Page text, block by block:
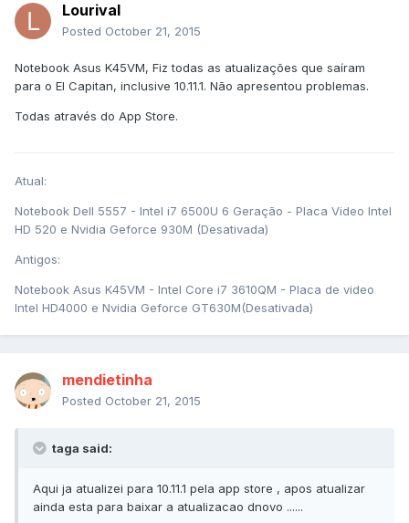
Lourival
Posted October 21, 2015
Notebook Asus K45VM, Fiz todas as atualizações que saíram
para o El Capitan, inclusive 10.11.1. Não apresentou problemas.
Todas através do App Store.
Atual:
Notebook Dell 5557 - Intel i7 6500U 6 Geração - Placa Video Intel
HD 520 e Nvidia Geforce 930M (Desativada)
Antigos:
Notebook Asus K45VM - Intel Core i7 3610QM - Placa de video
Intel HD4000 e Nvidia Geforce GT630M(Desativada)
mendietinha
Posted October 21, 2015
taga said:
Aqui ja atualizei para 10.11.1 pela app store , apos atualizar
ainda esta para baixar a atualizacao dnovo ......